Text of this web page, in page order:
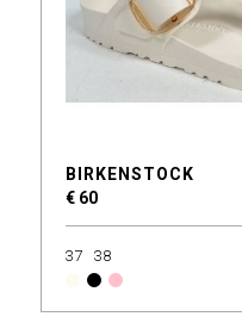
BIRKENSTOCK
€ 60
37 38